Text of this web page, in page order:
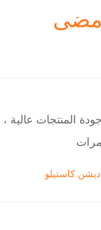
مضى
جودة المنتجات
مرات
اديشن كاستيلو